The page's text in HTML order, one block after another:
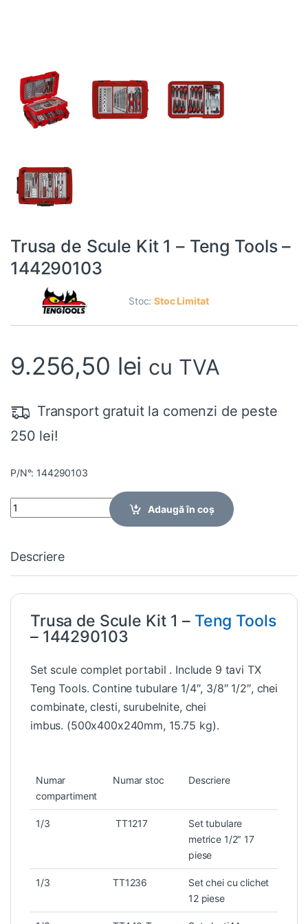
Trusa de Scule Kit 1 – Teng Tools –
144290103
Stoc:Stoc Limitat
9.256,50 lei cu TVA
Transport gratuit la comenzi de peste
250 lei!
P/N°: 144290103
Quantity
Adaugă în coș
Descriere
Trusa de Scule Kit 1 – Teng Tools
– 144290103
Set scule complet portabil . Include 9 tavi TX
Teng Tools. Contine tubulare 1/4″, 3/8″ 1/2″, chei
combinate, clesti, surubelnite, chei
imbus. (500x400x240mm, 15.75 kg).
Numar
compartiment
Numar stoc Descriere
1/3 TT1217
Set tubulare
metrice 1/2″ 17
piese
1/3 TT1236
Set chei cu clichet
12 piese